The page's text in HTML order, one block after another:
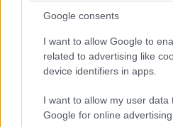
Google consents
I want to allow Google to
related to advertising like
device identifiers in apps.
I want to allow my user data
Google for online